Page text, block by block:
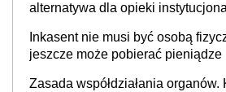
alternatywa dla opieki
Inkasent nie musi być osobą
jeszcze może pobierać pieniądze
Zasada współdziałania organów.